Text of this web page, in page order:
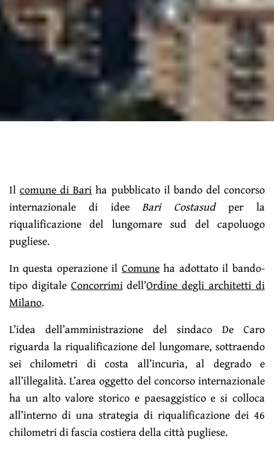
Ilcomune di Bari ha pubblicato il bando del concorso
internazionale di ideeBari Costasudper la
riqualificazione del lungomare sud del capoluogo
pugliese.
In questa operazione il Comune ha adottato il bando-
tipo digitale Concorrimidell’Ordine degli architetti di
Milano.
L’idea dell’amministrazione del sindaco De Caro
riguarda la riqualificazione del lungomare, sottraendo
sei chilometri di costa all’incuria, al degrado e
all’illegalità. L’area oggetto del concorso internazionale
ha un alto valore storico e paesaggistico e si colloca
all’interno di una strategia di riqualificazione dei 46
chilometri di fascia costiera della città pugliese.